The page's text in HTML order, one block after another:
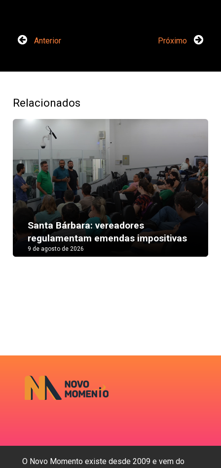
Anterior Próximo
Relacionados
Santa Bárbara: vereadores
regulamentam emendas impositivas
9 de agosto de 2026
O Novo Momento existe desde 2009 e vem do